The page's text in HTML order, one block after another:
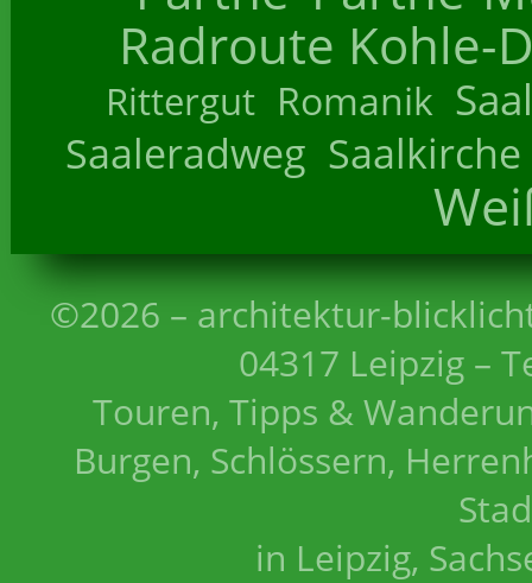
Radroute Kohle-
Rittergut Romanik
Saaleradweg Saalkirche
©2026 – architektur-
04317 Leipzig –
Touren, Tipps &
Burgen, Schlössern,
in Leipzig,